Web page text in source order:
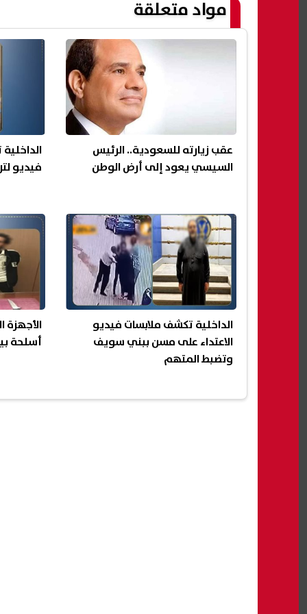
مواد متعلقة
عقب زيارته للسعودية.. الرئيس
السيسي يعود إلى أرض الوطن
فيديو
الداخلية تكشف ملابسات فيديو
الاعتداء على مسن ببني سويف
وتضبط المتهم
أسلحة